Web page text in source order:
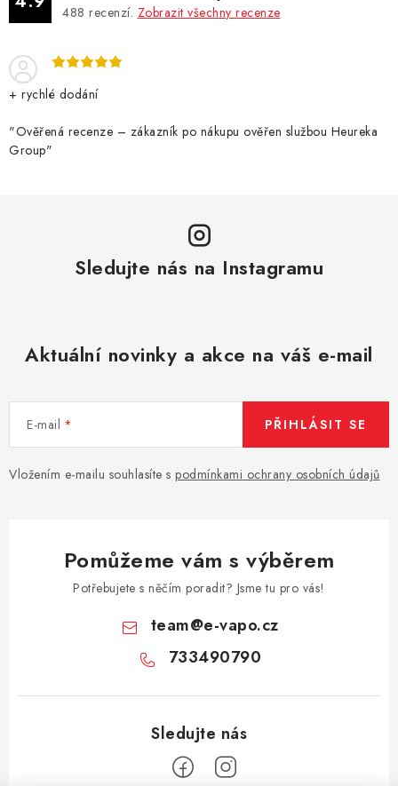
488 recenzí. Zobrazit všechny recenze
+ rychlé dodání
"Ověřená recenze – zákazník po nákupu ověřen službou Heureka
Group"
Sledujte nás na Instagramu
Aktuální novinky a akce na váš e-mail
E-mail
Vložením e-mailu souhlasíte s podmínkami ochrany osobních údajů
PŘIHLÁSIT SE
Pomůžeme vám s výběrem
Potřebujete s něčím poradit? Jsme tu pro vás!
team@e-vapo.cz
733490790